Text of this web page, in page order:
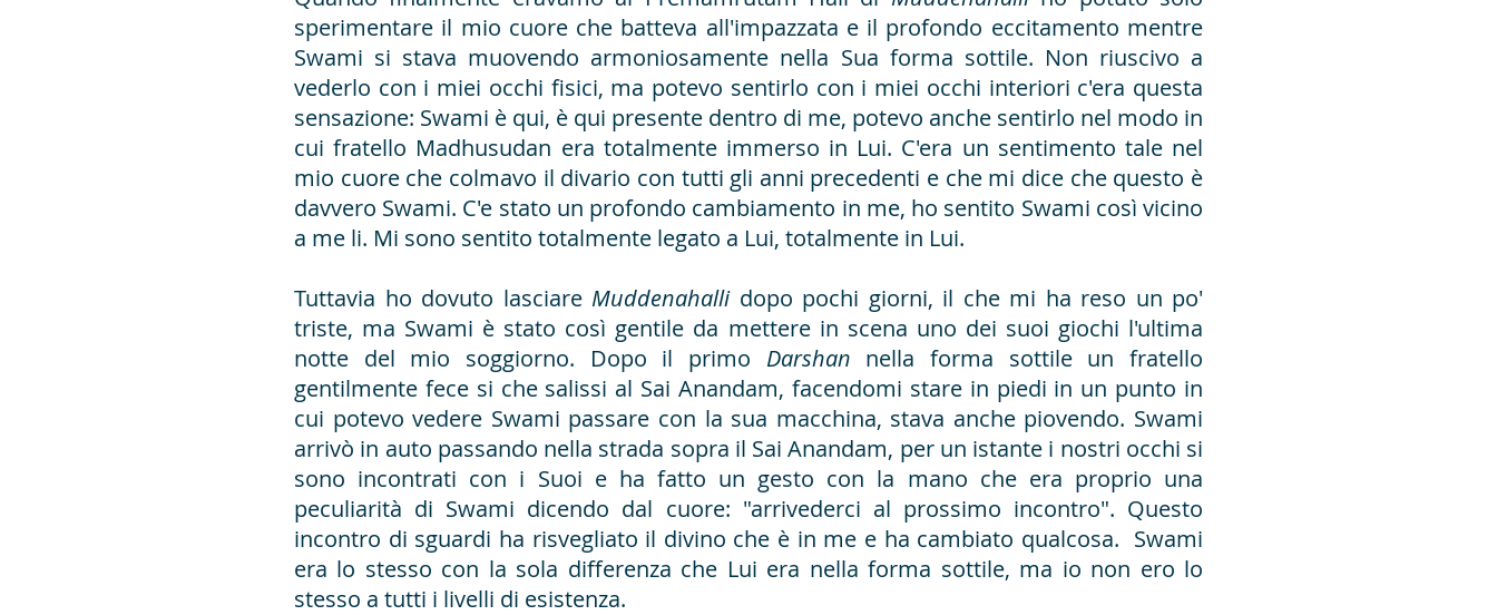
sperimentare il mio cuore che batteva all'impazzata e il profondo eccitamento mentre
Swami si stava muovendo armoniosamente nella Sua forma sottile. Non riuscivo a
vederlo con i miei occhi fisici, ma potevo sentirlo con i miei occhi interiori c'era questa
sensazione: Swami è qui, è qui presente dentro di me, potevo anche sentirlo nel modo in
cui fratello Madhusudan era totalmente immerso in Lui. C'era un sentimento tale nel
mio cuore che colmavo il divario con tutti gli anni precedenti e che mi dice che questo è
davvero Swami. C'e stato un profondo cambiamento in me, ho sentito Swami così vicino
a me li. Mi sono sentito totalmente legato a Lui, totalmente in Lui.
Tuttavia ho dovuto lasciare Muddenahalli dopo pochi giorni, il che mi ha reso un po'
triste, ma Swami è stato così gentile da mettere in scena uno dei suoi giochi l'ultima
notte del mio soggiorno. Dopo il primo Darshan nella forma sottile un fratello
gentilmente fece si che salissi al Sai Anandam, facendomi stare in piedi in un punto in
cui potevo vedere Swami passare con la sua macchina, stava anche piovendo. Swami
arrivò in auto passando nella strada sopra il Sai Anandam, per un istante i nostri occhi si
sono incontrati con i Suoi e ha fatto un gesto con la mano che era proprio una
peculiarità di Swami dicendo dal cuore: "arrivederci al prossimo incontro". Questo
incontro di sguardi ha risvegliato il divino che è in me e ha cambiato qualcosa. Swami
era lo stesso con la sola differenza che Lui era nella forma sottile, ma io non ero lo
stesso a tutti i livelli di esistenza.